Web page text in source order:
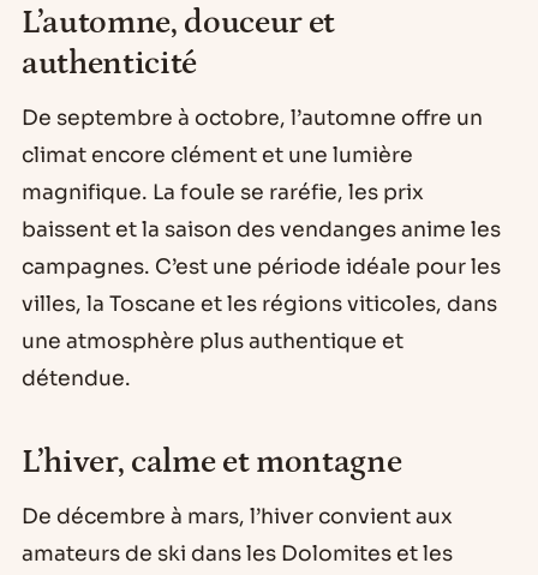
L’automne, douceur et
authenticité
De septembre à octobre, l’automne offre un
climat encore clément et une lumière
magnifique. La foule se raréfie, les prix
baissent et la saison des vendanges anime les
campagnes. C’est une période idéale pour les
villes, la Toscane et les régions viticoles, dans
une atmosphère plus authentique et
détendue.
L’hiver, calme et montagne
De décembre à mars, l’hiver convient aux
amateurs de ski dans les Dolomites et les